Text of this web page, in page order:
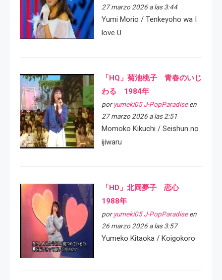
27 marzo 2026 a las 3:44
Yumi Morio / Tenkeyoho wa I
love U
「HQ」菊池桃子 青春のいじ
わる 1984年
por yumeki05 J-PopParadiseen
27 marzo 2026 a las 2:51
Momoko Kikuchi / Seishun no
ijiwaru
「HD」北岡夢子 恋心
1988年
por yumeki05 J-PopParadiseen
26 marzo 2026 a las 3:57
Yumeko Kitaoka / Koigokoro